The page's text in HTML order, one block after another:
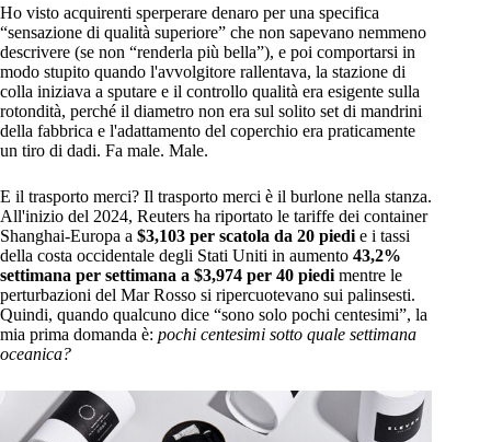
Ho visto acquirenti sperperare denaro per una specifica
“sensazione di qualità superiore” che non sapevano nemmeno
descrivere (se non “renderla più bella”), e poi comportarsi in
modo stupito quando l'avvolgitore rallentava, la stazione di
colla iniziava a sputare e il controllo qualità era esigente sulla
rotondità, perché il diametro non era sul solito set di mandrini
della fabbrica e l'adattamento del coperchio era praticamente
un tiro di dadi. Fa male. Male.
E il trasporto merci? Il trasporto merci è il burlone nella stanza.
All'inizio del 2024, Reuters ha riportato le tariffe dei container
Shanghai-Europa a $3,103 per scatola da 20 piedi e i tassi
della costa occidentale degli Stati Uniti in aumento 43,2%
settimana per settimana a $3,974 per 40 piedi mentre le
perturbazioni del Mar Rosso si ripercuotevano sui palinsesti.
Quindi, quando qualcuno dice “sono solo pochi centesimi”, la
mia prima domanda è: pochi centesimi sotto quale settimana
oceanica?